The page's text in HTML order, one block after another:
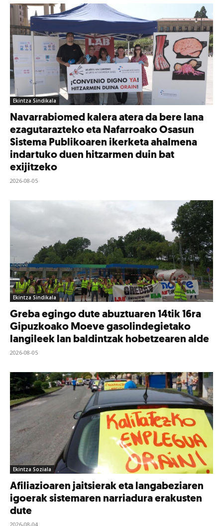
Ekintza Sindikala
Navarrabiomed kalera atera da bere lana
ezagutarazteko eta Nafarroako Osasun
Sistema Publikoaren ikerketa ahalmena
indartuko duen hitzarmen duin bat
exijitzeko
2026-08-05
Ekintza Sindikala
Greba egingo dute abuztuaren 14tik 16ra
Gipuzkoako Moeve gasolindegietako
langileek lan baldintzak hobetzearen alde
2026-08-05
Ekintza Soziala
Afiliazioaren jaitsierak eta langabeziaren
igoerak sistemaren narriadura erakusten
dute
2026-08-04